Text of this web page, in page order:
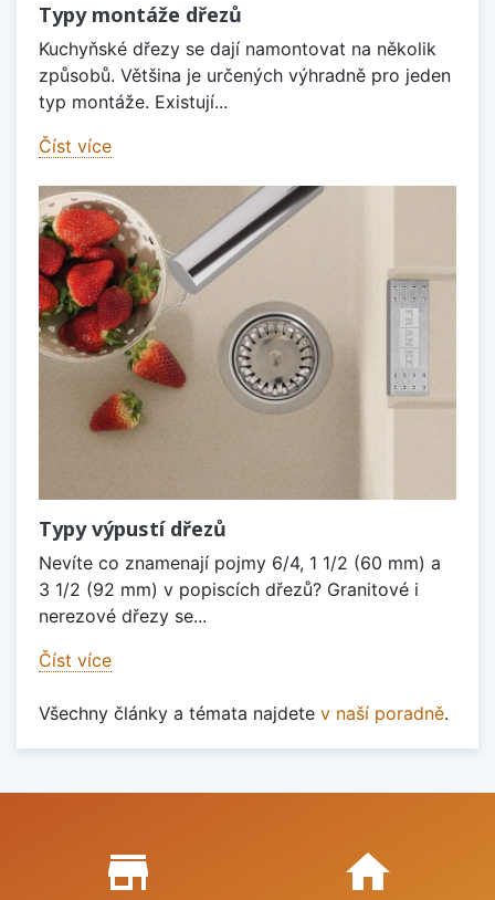
Typy montáže dřezů
Kuchyňské dřezy se dají namontovat na několik
způsobů. Většina je určených výhradně pro jeden
typ montáže. Existují...
Číst více
Typy výpustí dřezů
Nevíte co znamenají pojmy 6/4, 1 1/2 (60 mm) a
3 1/2 (92 mm) v popiscích dřezů? Granitové i
nerezové dřezy se...
Číst více
Všechny články a témata najdete v naší poradně.
Proč nakupovat u nás?
store_mall_directory home